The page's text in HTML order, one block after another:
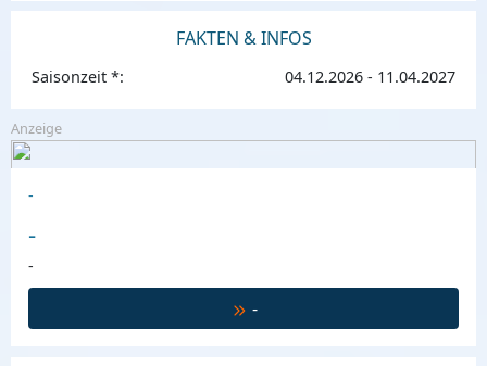
FAKTEN & INFOS
Saisonzeit *: 04.12.2026 - 11.04.2027
Anzeige
-
-
-
-